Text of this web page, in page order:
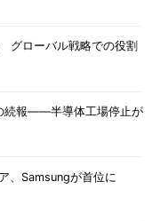
グローバル戦略での役割
続報――半導体工場停止が
、Samsungが首位に